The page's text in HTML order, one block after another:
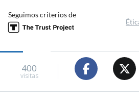
Seguimos criterios de
400
visitas